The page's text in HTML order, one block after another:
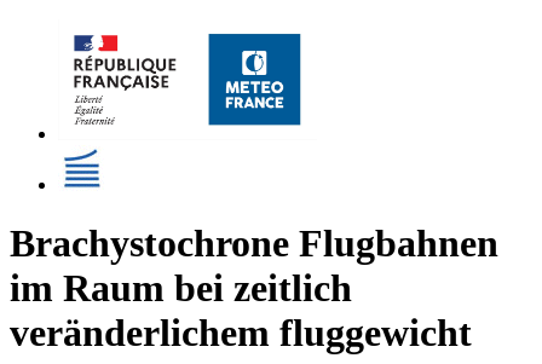
Brachystochrone Flugbahnen
im Raum bei zeitlich
veränderlichem fluggewicht